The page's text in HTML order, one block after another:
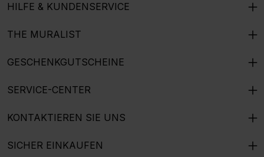
HILFE & KUNDENSERVICE
THE MURALIST
GESCHENKGUTSCHEINE
SERVICE-CENTER
KONTAKTIEREN SIE UNS
SICHER EINKAUFEN